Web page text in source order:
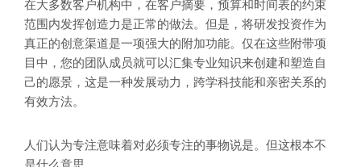
在大多数客户机构中，在客户摘要，预算和时间表的约束
范围内发挥创造力是正常的做法。但是，将研发投资作为
真正的创意渠道是一项强大的附加功能。仅在这些附带项
目中，您的团队成员就可以汇集专业知识来创建和塑造自
己的愿景，这是一种发展动力，跨学科技能和亲密关系的
有效方法。
人们认为专注意味着对必须专注的事物说是。但这根本不
是什么意思。